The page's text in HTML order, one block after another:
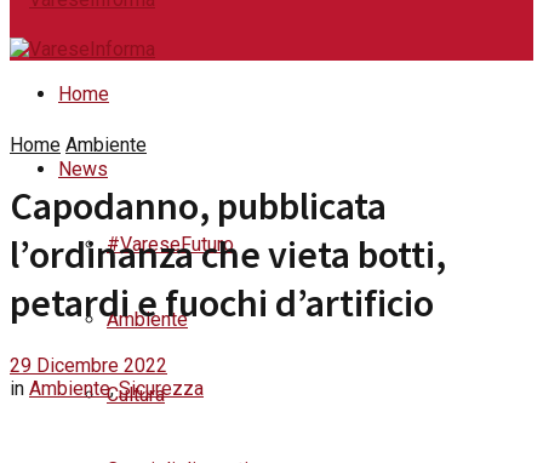
Home
News
#VareseFuturo
Ambiente
Cultura
Home Ambiente
Capodanno, pubblicata
l’ordinanza che vieta botti,
petardi e fuochi d’artificio
29 Dicembre 2022
in Ambiente,Sicurezza